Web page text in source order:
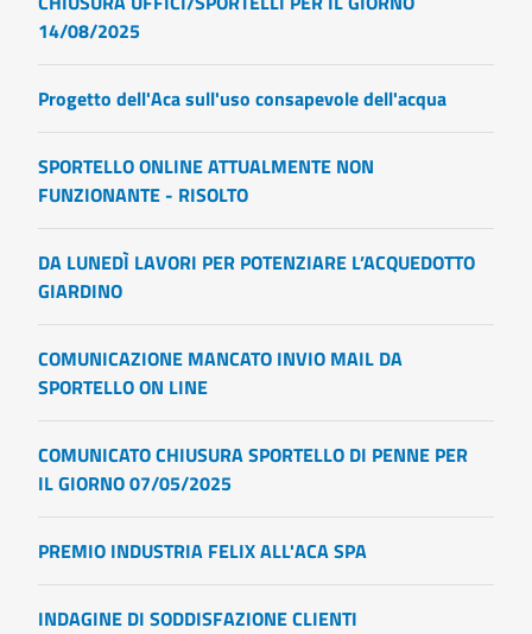
14/08/2025
Progetto dell'Aca sull'uso consapevole dell'acqua
SPORTELLO ONLINE ATTUALMENTE NON
FUNZIONANTE - RISOLTO
DA LUNEDÌ LAVORI PER POTENZIARE L’ACQUEDOTTO
GIARDINO
COMUNICAZIONE MANCATO INVIO MAIL DA
SPORTELLO ON LINE
COMUNICATO CHIUSURA SPORTELLO DI PENNE PER
IL GIORNO 07/05/2025
PREMIO INDUSTRIA FELIX ALL'ACA SPA
INDAGINE DI SODDISFAZIONE CLIENTI